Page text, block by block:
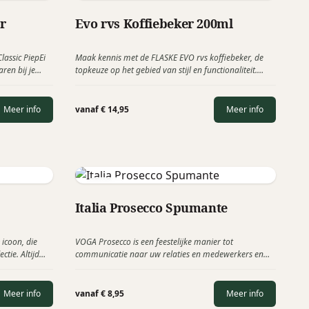
PiepEi
bij je
wanneer je
logo.
Meer info
Flaske
Evo rvs Koffiebeker 200ml
Maak kennis met de FLASKE EVO rvs koffiebeker, de
topkeuze op het gebied van stijl en functionaliteit.
blijft je koffie tot 12 uur lang warm of tot 24 uur lang
koud.
vanaf € 14,95 Meer info
die
Altijd
Meer info
Voga
Italia Prosecco Spumante
VOGA Prosecco is een feestelijke manier tot
communicatie naar uw relaties en medewerkers en
relatiecadeau. Bij Prosecco gaat het uiteraard vooral
om met vrienden lekker bij te kletsen en ervan te
genieten. Een frivool, opgewekt en bruisend glas.
vanaf € 8,95 Meer info